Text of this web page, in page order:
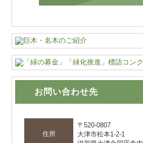
お問い合わせ先
住所
〒520-0807
大津市松本1-2-1